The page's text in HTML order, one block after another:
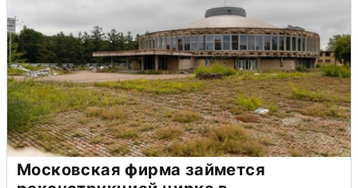
Московская фирма займется